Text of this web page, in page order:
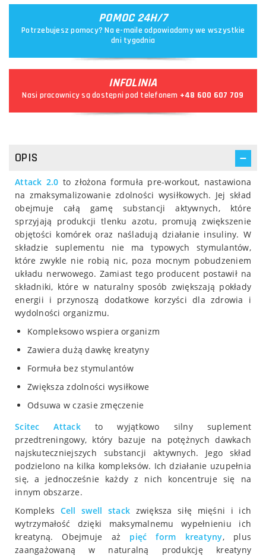
POMOC 24H/7
Potrzebujesz pomocy? Na e-maile odpowiadamy we wszystkie
dni tygodnia
INFOLINIA
Nasi pracownicy są dostępni pod telefonem +48 600 607 709
OPIS
Attack 2.0 to złożona formuła pre-workout, nastawiona
na zmaksymalizowanie zdolności wysiłkowych. Jej skład
obejmuje całą gamę substancji aktywnych, które
sprzyjają produkcji tlenku azotu, promują zwiększenie
objętości komórek oraz naśladują działanie insuliny. W
składzie suplementu nie ma typowych stymulantów,
które zwykle nie robią nic, poza mocnym pobudzeniem
układu nerwowego. Zamiast tego producent postawił na
składniki, które w naturalny sposób zwiększają pokłady
energii i przynoszą dodatkowe korzyści dla zdrowia i
wydolności organizmu.
Kompleksowo wspiera organizm
Zawiera dużą dawkę kreatyny
Formuła bez stymulantów
Zwiększa zdolności wysiłkowe
Odsuwa w czasie zmęczenie
ScitecAttack to wyjątkowo silny suplement
przedtreningowy, który bazuje na potężnych dawkach
najskuteczniejszych substancji aktywnych. Jego skład
podzielono na kilka kompleksów. Ich działanie uzupełnia
się, a jednocześnie każdy z nich koncentruje się na
innym obszarze.
Kompleks Cell swell stack zwiększa siłę mięśni i ich
wytrzymałość dzięki maksymalnemu wypełnieniu ich
kreatyną. Obejmuje aż pięć form kreatyny, plus
zaangażowaną w naturalną produkcję kreatyny